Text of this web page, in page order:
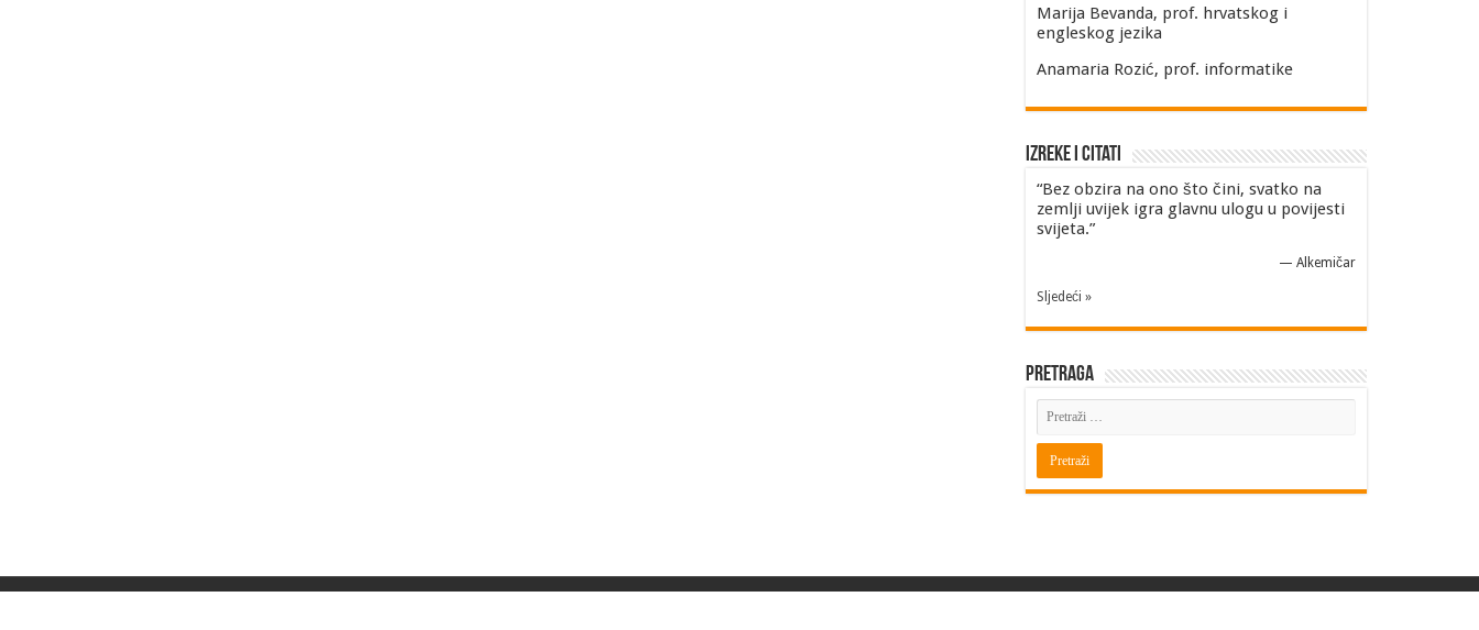
Marija Bevanda, prof. hrvatskog i
engleskog jezika
Anamaria Rozić, prof. informatike
Izreke i Citati
“Bez obzira na ono što čini, svatko na
zemlji uvijek igra glavnu ulogu u povijesti
svijeta.”
— Alkemičar
Sljedeći »
Pretraga